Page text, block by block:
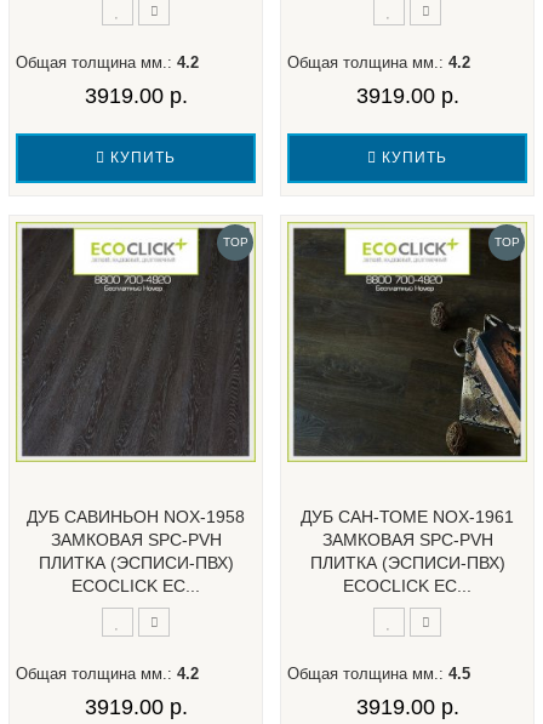
Общая толщина мм.: 4.2
3919.00 р.
КУПИТЬ
Общая толщина мм.: 4.2
3919.00 р.
КУПИТЬ
TOP
ДУБ САВИНЬОН NOX-1958
ЗАМКОВАЯ SPC-PVH
ПЛИТКА (ЭСПИСИ-ПВХ)
ECOCLICK EC...
Общая толщина мм.: 4.2
3919.00 р.
TOP
ДУБ САН-ТОМЕ NOX-1961
ЗАМКОВАЯ SPC-PVH
ПЛИТКА (ЭСПИСИ-ПВХ)
ECOCLICK EC...
Общая толщина мм.: 4.5
3919.00 р.